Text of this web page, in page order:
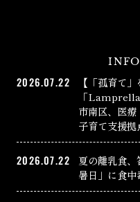
2026.07.22
【「孤育て
「
市南区、医
子育て支援拠
2026.07.22
夏の離乳食、
暑日」に食